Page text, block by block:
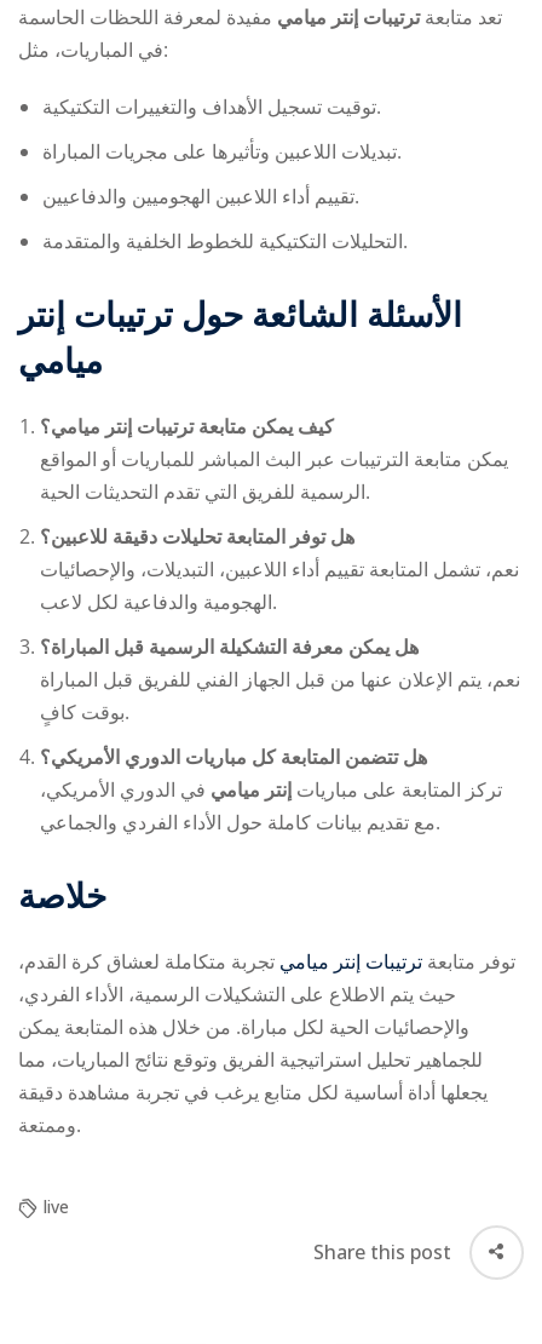
تعد متابعةترتيبات إنتر ميامي مفيدة لمعرفة اللحظات الحاسمة
في المباريات، مثل:
توقيت تسجيل الأهداف والتغييرات التكتيكية.
تبديلات اللاعبين وتأثيرها على مجريات المباراة.
تقييم أداء اللاعبين الهجوميين والدفاعيين.
التحليلات التكتيكية للخطوط الخلفية والمتقدمة.
الأسئلة الشائعة حول ترتيبات إنتر
ميامي
كيف يمكن متابعة ترتيبات إنتر ميامي؟
يمكن متابعة الترتيبات عبر البث المباشر للمباريات أو المواقع
الرسمية للفريق التي تقدم التحديثات الحية.
هل توفر المتابعة تحليلات دقيقة للاعبين؟
نعم، تشمل المتابعة تقييم أداء اللاعبين، التبديلات، والإحصائيات
الهجومية والدفاعية لكل لاعب.
هل يمكن معرفة التشكيلة الرسمية قبل المباراة؟
نعم، يتم الإعلان عنها من قبل الجهاز الفني للفريق قبل المباراة
بوقت كافٍ.
هل تتضمن المتابعة كل مباريات الدوري الأمريكي؟
تركز المتابعة على مباريات إنتر ميامي في الدوري الأمريكي،
مع تقديم بيانات كاملة حول الأداء الفردي والجماعي.
خلاصة
توفر متابعة ترتيبات إنتر ميامي تجربة متكاملة لعشاق كرة القدم،
حيث يتم الاطلاع على التشكيلات الرسمية، الأداء الفردي،
والإحصائيات الحية لكل مباراة. من خلال هذه المتابعة يمكن
للجماهير تحليل استراتيجية الفريق وتوقع نتائج المباريات، مما
يجعلها أداة أساسية لكل متابع يرغب في تجربة مشاهدة دقيقة
وممتعة.
live
Share this post